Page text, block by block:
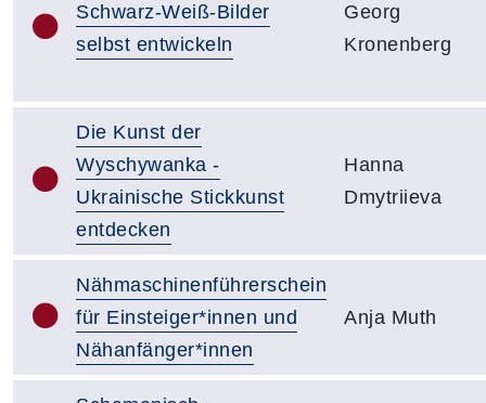
Schwarz-Weiß-Bilder
selbst entwickeln
Georg
Kronenberg
Die Kunst der
Wyschywanka -
Ukrainische Stickkunst
entdecken
Hanna
Dmytriieva
Nähmaschinenführerschein
für Einsteiger*innen und
Nähanfänger*innen
Anja Muth